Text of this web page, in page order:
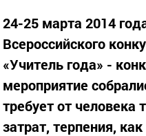
24-25 марта 2014
Всероссийского
«Учитель года» -
мероприятие
требует от
затрат, терпения,